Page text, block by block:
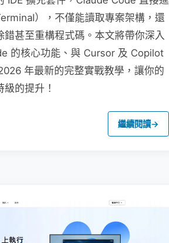
），不僅能讀取專案架構，還
錯甚至重構程式碼。本文將帶你深入
的核心功能、與 Cursor 及 Copilot
年最新的完整實戰教學，讓你的
的提升！
繼續閱讀→